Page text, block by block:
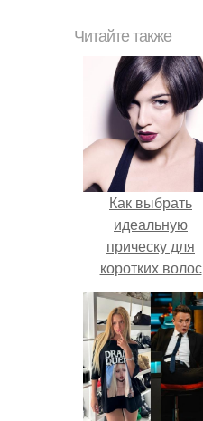
Читайте также
Как выбрать
идеальную
прическу для
коротких волос